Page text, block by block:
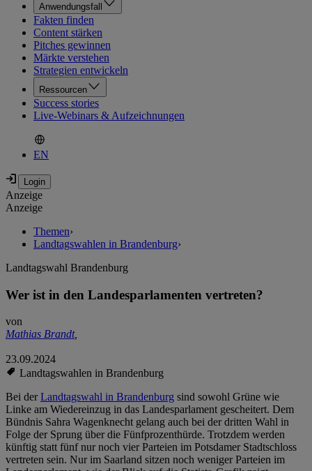
Anwendungsfall
Fakten finden
Content stärken
Pitches gewinnen
Märkte verstehen
Strategien entwickeln
Ressourcen
Success stories
Live-Webinars & Aufzeichnungen
EN
Anzeige
Anzeige
Themen›
Landtagswahlen in Brandenburg›
Landtagswahl Brandenburg
Wer ist in den Landesparlamenten vertreten?
von
Mathias Brandt,
23.09.2024
Landtagswahlen in Brandenburg
Bei derLandtagswahl in Brandenburg sind sowohl Grüne wie
Linke am Wiedereinzug in das Landesparlament gescheitert. Dem
Bündnis Sahra Wagenknecht gelang auch bei der dritten Wahl in
Folge der Sprung über die Fünfprozenthürde. Trotzdem werden
künftig statt fünf nur noch vier Parteien im Potsdamer Stadtschloss
vertreten sein. Nur im Saarland sitzen noch weniger Parteien im